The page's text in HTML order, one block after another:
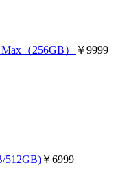
（256GB） ￥9999
512GB) ￥6999